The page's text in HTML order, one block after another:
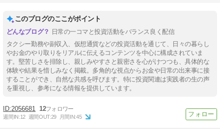
このブログのここがポイント
日常の一コマと投資活動をバランス良く配信
タクシー勤務や副収入、仮想通貨などの投資活動を通じて、日々の暮らし
やお金のやり取りをリアルに伝えるコンテンツを中心に構成されていま
す。堅苦しさを排除し、親しみやすさと親密さを心がけつつも、具体的な
体験や結果を惜しみなく掲載。多角的な視点からお金や日常の出来事に接
することができ、自然な共感を呼びます。特に投資関連は実践者の生の声
を重視し、参考になる情報を提供しています。
2056681 12
週間IN:12 週間OUT:29 月間IN:45